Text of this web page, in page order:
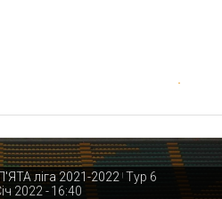
ліга 2021-2022 | Тур 6
2022 - 16:40